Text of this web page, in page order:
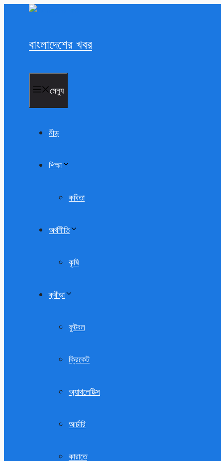
বাংলাদেশের খবর
মেন্যু
নীড়
শিক্ষা
কবিতা
অর্থনীতি
কৃষি
ক্রীড়া
ফুটবল
ক্রিকেট
অ্যাথলেটিক্স
আর্চারি
কারাতে